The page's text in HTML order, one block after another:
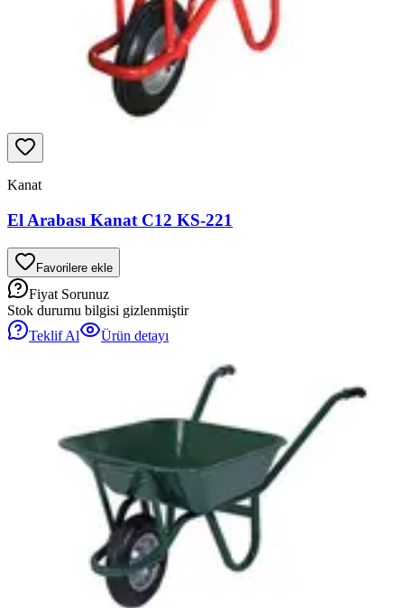
Kanat
El Arabası Kanat C12 KS-221
Favorilere ekle
Fiyat Sorunuz
Stok durumu bilgisi gizlenmiştir
Teklif Al
Ürün detayı